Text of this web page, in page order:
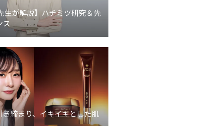
生が解説】ハチミツ研究＆先
ス
き締まり、イキイキとした肌